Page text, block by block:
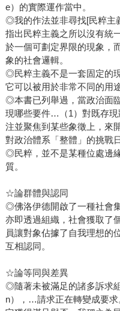
e）的實際運作當中。
◎我的作法並非尋找[民粹主
指出民粹主義之所以沒有統
於一個可劃定界限的現象，
象的社會邏輯。
◎民粹主義不是一套固定的
它可以被用於非常不同的用途
◎本書已列舉過，當政治面
現哪些要件…（1）對既存
注並聚焦到某些象徵上，來
對政治體系「整體」的挑戰
◎民粹，並不是某種位處邊
質。
☆論群體與認同
◎佛洛伊德開啟了一種社會
亦即透過組織，社會獲取了
員讓對象佔據了自我理想的
互相認同。
☆論等同與差異
◎隨著未被滿足的諸多訴求
n），…請求正在轉變成要